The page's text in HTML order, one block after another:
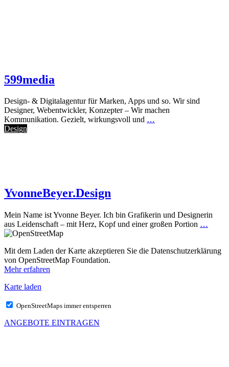
599media
Design- & Digital­agentur für Marken, Apps und so. Wir sind
Designer, Webentwickler, Konzepter – Wir machen
Kommunikation. Gezielt, wirkungsvoll und …
Design
YvonneBeyer.Design
Mein Name ist Yvonne Beyer. Ich bin Grafikerin und Designerin
aus Leidenschaft – mit Herz, Kopf und einer großen Portion …
Mit dem Laden der Karte akzeptieren Sie die Datenschutzerklärung
von OpenStreetMap Foundation.
Mehr erfahren
Karte laden
OpenStreetMaps immer entsperren
ANGEBOTE EINTRAGEN